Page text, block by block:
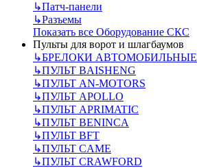
↳Патч-панели
↳Разъемы
Показать все Оборудование СКС
Пульты для ворот и шлагбаумов
↳БРЕЛОКИ АВТОМОБИЛЬНЫЕ
↳ПУЛЬТ BAISHENG
↳ПУЛЬТ AN-MOTORS
↳ПУЛЬТ APOLLO
↳ПУЛЬТ APRIMATIC
↳ПУЛЬТ BENINCA
↳ПУЛЬТ BFT
↳ПУЛЬТ CAME
↳ПУЛЬТ CRAWFORD